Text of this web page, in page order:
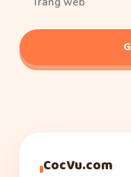
web
CocVu.com